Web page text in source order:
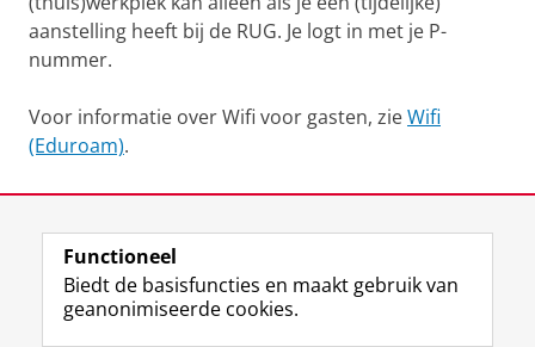
aanstelling heeft bij de RUG. Je logt in met je P-
nummer.
Voor informatie over Wifi voor gasten, zieWifi
(Eduroam).
View this page in:English
Functioneel
Biedt de basisfuncties en maakt gebruik van
geanonimiseerde cookies.